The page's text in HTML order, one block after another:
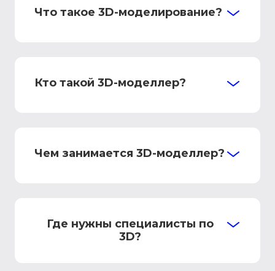
Что такое 3D-моделирование?
Кто такой 3D-моделлер?
Чем занимается 3D-моделлер?
Где нужны специалисты по
3D?